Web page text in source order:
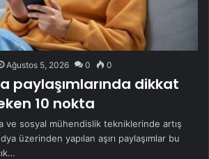
Ağustos 5, 2026 0 0
paylaşımlarında dikkat
10 nokta
ve sosyal mühendislik tekniklerinde artış
üzerinden yapılan aşırı paylaşımlar bu